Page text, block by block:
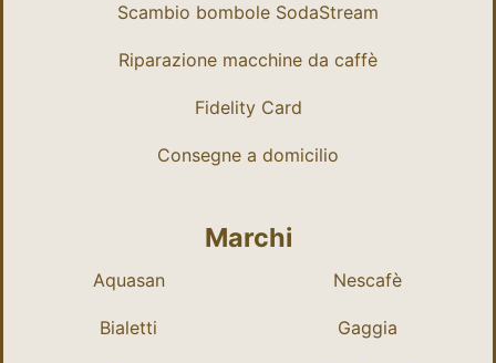
Scambio bombole SodaStream
Riparazione macchine da caffè
Fidelity Card
Consegne a domicilio
Marchi
Aquasan
Bialetti
Nescafè
Gaggia